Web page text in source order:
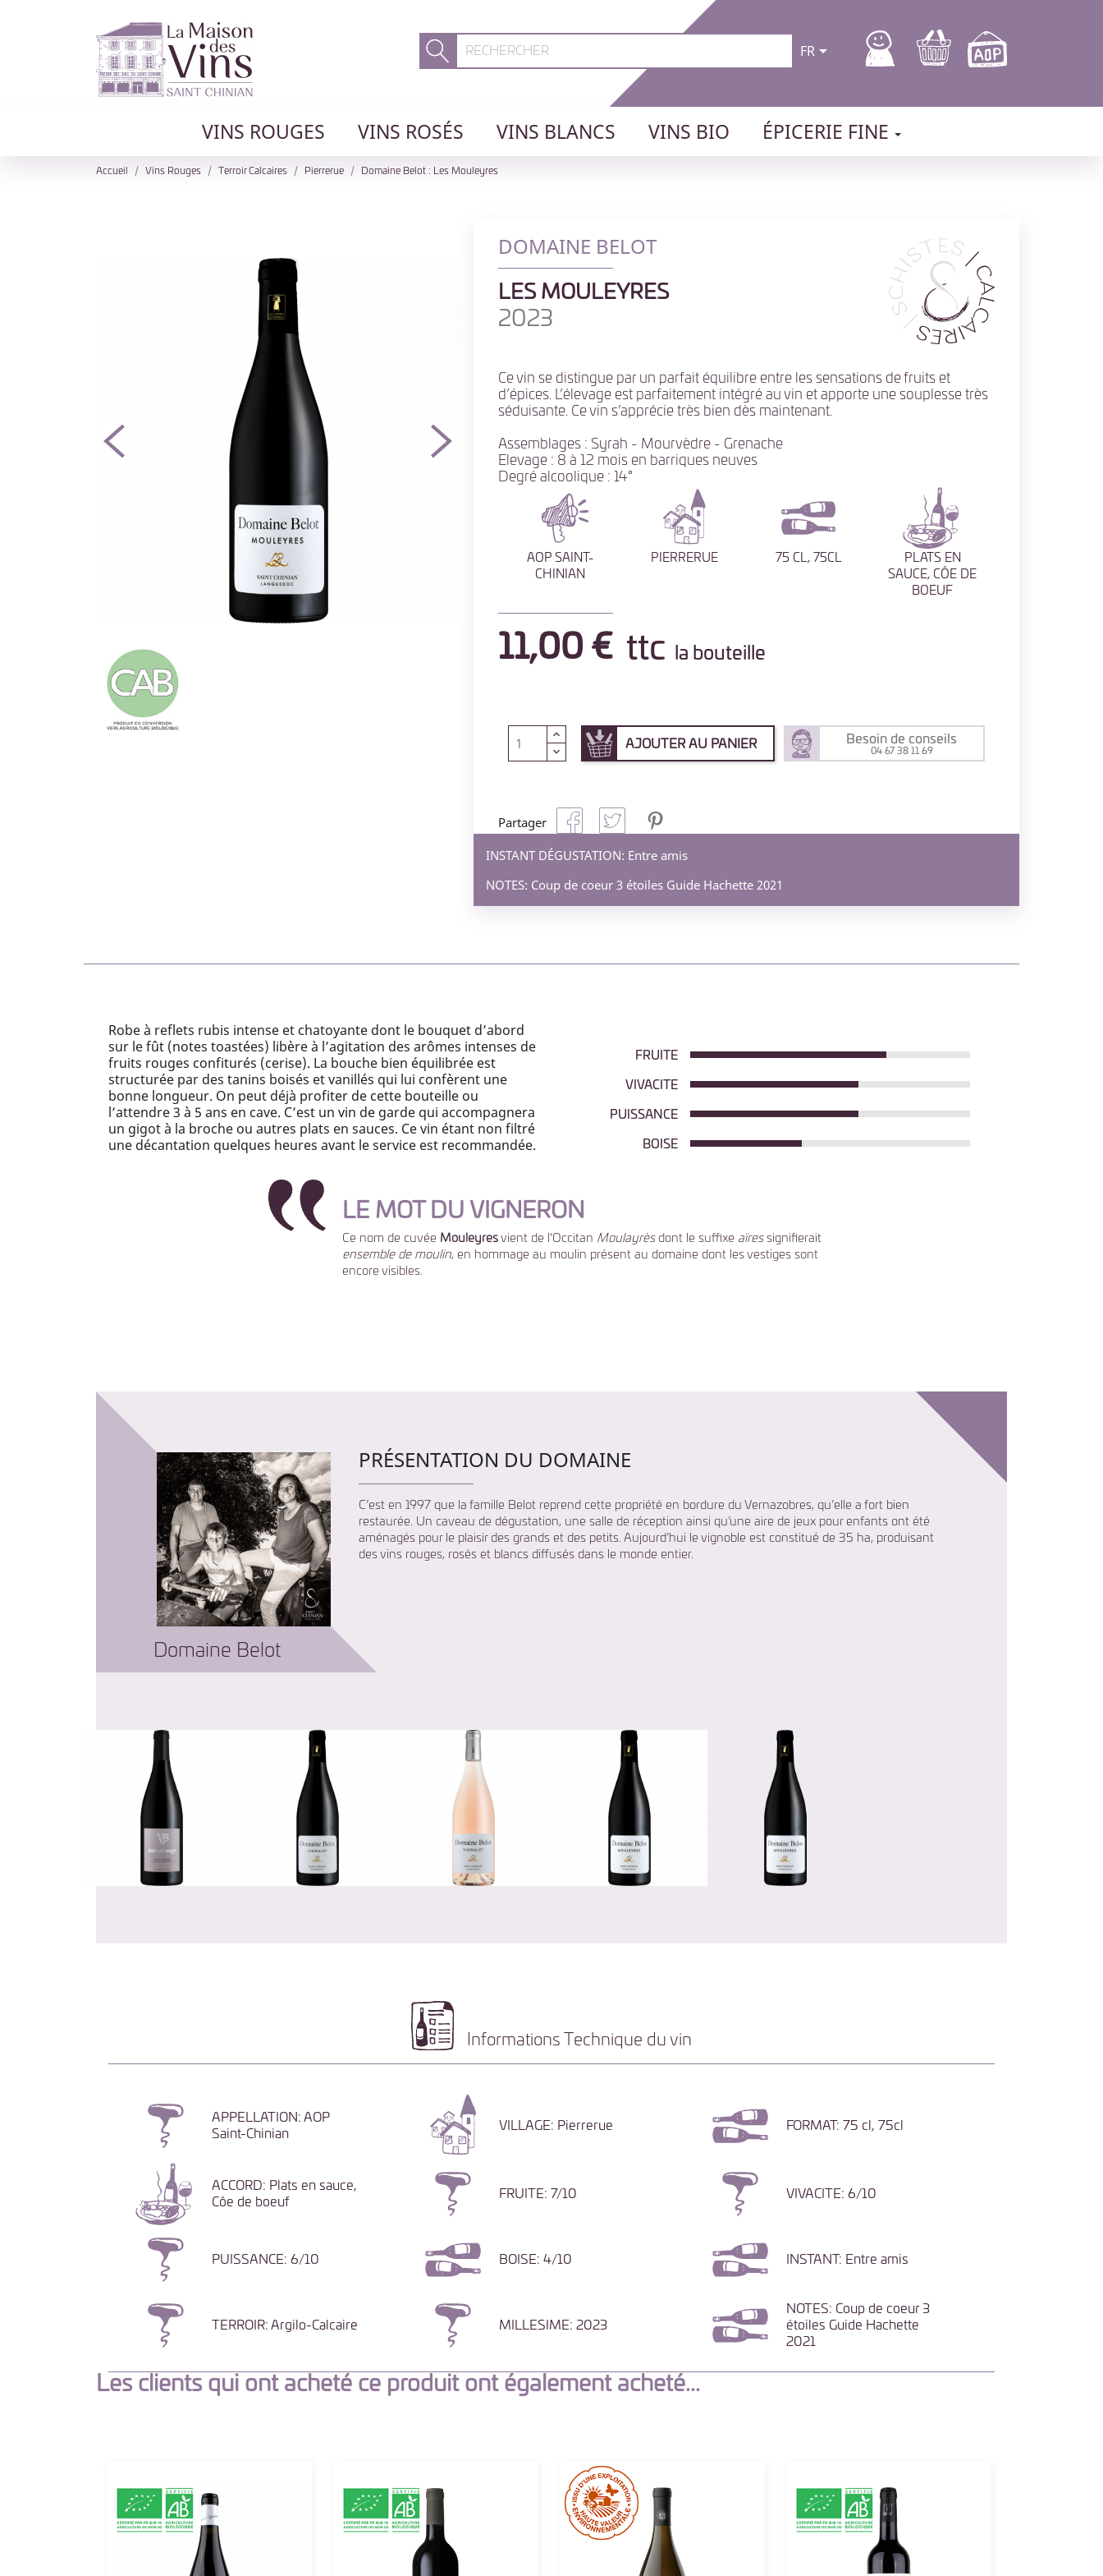
FR
VINS ROUGES VINS ROSÉS VINS BLANCS VINS BIO ÉPICERIE FINE
Accueil Vins Rouges Terroir Calcaires Pierrerue Domaine Belot : Les Mouleyres
DOMAINE BELOT
LES MOULEYRES
2023
Ce vin se distingue par un parfait équilibre entre les sensations de fruits et
d’épices. L’élevage est parfaitement intégré au vin et apporte une souplesse très
séduisante. Ce vin s’apprécie très bien dès maintenant.
Assemblages : Syrah - Mourvèdre - Grenache
Elevage : 8 à 12 mois en barriques neuves
Degré alcoolique : 14°
AOP SAINT-
CHINIAN
PIERRERUE 75 CL, 75CL
PLATS EN
SAUCE, CÔE DE
BOEUF
11,00 € ttc la bouteille
AJOUTER AU PANIER Besoin de conseils
04 67 38 11 69
Partager
INSTANT DÉGUSTATION: Entre amis
NOTES: Coup de coeur 3 étoiles Guide Hachette 2021
Robe à reflets rubis intense et chatoyante dont le bouquet d’abord
sur le fût (notes toastées) libère à l’agitation des arômes intenses de
fruits rouges confiturés (cerise). La bouche bien équilibrée est
structurée par des tanins boisés et vanillés qui lui confèrent une
bonne longueur. On peut déjà profiter de cette bouteille ou
l’attendre 3 à 5 ans en cave. C’est un vin de garde qui accompagnera
un gigot à la broche ou autres plats en sauces. Ce vin étant non filtré
une décantation quelques heures avant le service est recommandée.
FRUITE
VIVACITE
PUISSANCE
BOISE
LE MOT DU VIGNERON
Ce nom de cuvée Mouleyres vient de l'Occitan Moulayrèsdont le suffixe aïressignifierait
ensemble de moulin, en hommage au moulin présent au domaine dont les vestiges sont
encore visibles.
Domaine Belot
PRÉSENTATION DU DOMAINE
C’est en 1997 que la famille Belot reprend cette propriété en bordure du Vernazobres, qu’elle a fort bien
restaurée. Un caveau de dégustation, une salle de réception ainsi qu’une aire de jeux pour enfants ont été
aménagés pour le plaisir des grands et des petits. Aujourd’hui le vignoble est constitué de 35 ha, produisant
des vins rouges, rosés et blancs diffusés dans le monde entier.
Informations Technique du vin
APPELLATION: AOP
Saint-Chinian
VILLAGE: Pierrerue FORMAT: 75 cl, 75cl
ACCORD: Plats en sauce,
Côe de boeuf
FRUITE: 7/10 VIVACITE: 6/10
PUISSANCE: 6/10 BOISE: 4/10 INSTANT: Entre amis
TERROIR: Argilo-Calcaire MILLESIME: 2023
NOTES: Coup de coeur 3
étoiles Guide Hachette
2021
Les clients qui ont acheté ce produit ont également acheté...